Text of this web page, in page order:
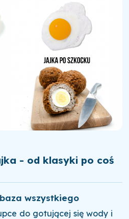
- od klasyki po coś
wszystkiego
do gotującej się wody i